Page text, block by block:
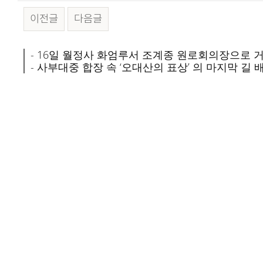
이전글
다음글
본문
- 16일 월정사 화엄루서 조계종 원로회의장으로
- 사부대중 합장 속 ‘오대산의 표상’ 의 마지막 길